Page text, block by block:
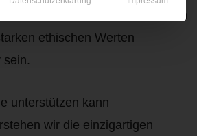
im Non-Profit-Sektor oder in
ethischen Werten
sein.
unterstützen kann
wir die einzigartigen